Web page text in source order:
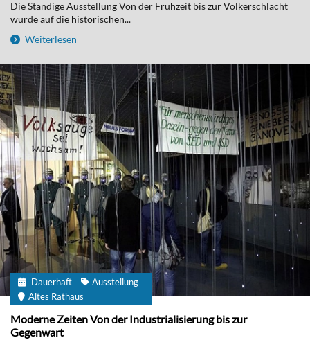
Die Ständige Ausstellung Von der Frühzeit bis zur Völkerschlacht
wurde auf die historischen...
Weiterlesen
Dauerhaft
Ausstellung
Altes Rathaus
Moderne Zeiten Von der Industrialisierung bis zur
Gegenwart